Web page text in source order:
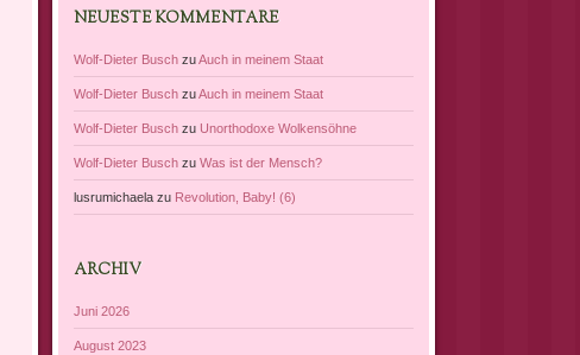
NEUESTE KOMMENTARE
Wolf-Dieter Busch zuAuch in meinem Staat
Wolf-Dieter Busch zuAuch in meinem Staat
Wolf-Dieter Busch zu Unorthodoxe Wolkensöhne
Wolf-Dieter Busch zuWas ist der Mensch?
lusrumichaela zu Revolution, Baby! (6)
ARCHIV
Juni 2026
August 2023